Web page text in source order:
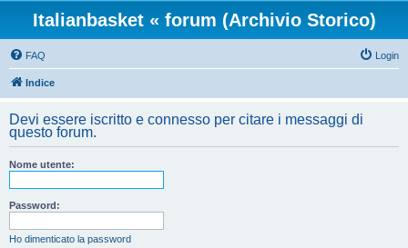
Italianbasket « forum (Archivio Storico)
FAQ Login
Indice
Devi essere iscritto e connesso per citare i messaggi di
questo forum.
Nome utente:
Password:
Ho dimenticato la password